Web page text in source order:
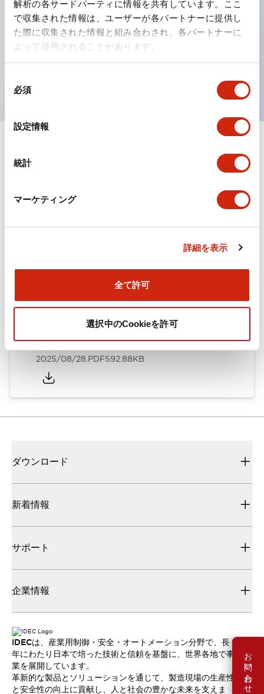
解析の各サードパーティに情報を共有しています。ここ
で収集された情報は、ユーザーが各パートナーに提供し
た際に収集された情報と組み合わされ、各パートナーに
よって使用されることがあります。
必須
設定情報
統計
マーケティング
詳細を表示
全て許可
選択中のCookieを許可
お問い合わせ
きに、迅速・確実かつ自由自在にコントロールすることが
できます。
各方向のレバー動作は用途に合わせて組み合わせ自由
操作レバーをセンタ位置でロックできるインタロック付
ドキュメントとファイル
カタログ CAD
ARN形モノレバースイッチ／CSシリーズカムスイッチ
2025/08/28.PDF1.20MB
2025/08/28.PDF592.88KB
ダウンロード
新着情報
サポート
企業情報
IDECは、産業用制御・安全・オートメーション分野で、長
年にわたり日本で培った技術と信頼を基盤に、世界各地で事
業を展開しています。
革新的な製品とソリューションを通じて、製造現場の生産性
と安全性の向上に貢献し、人と社会の豊かな未来を支えま